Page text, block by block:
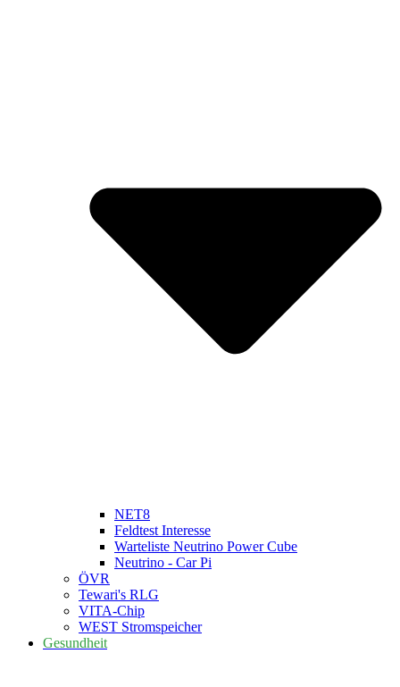
NET8
Feldtest Interesse
Warteliste Neutrino Power Cube
Neutrino - Car Pi
ÖVR
Tewari's RLG
VITA-Chip
WEST Stromspeicher
Gesundheit